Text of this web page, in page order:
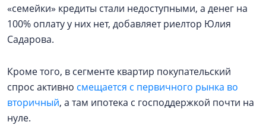
«семейки» кредиты стали недоступными, а денег на
100% оплату у них нет, добавляет риелтор Юлия
Садарова.
Кроме того, в сегменте квартир покупательский
спрос активно смещается с первичного рынка во
вторичный, а там ипотека с господдержкой почти на
нуле.